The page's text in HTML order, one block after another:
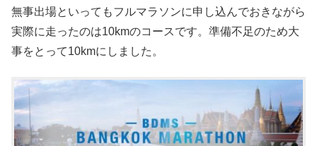
無事出場といってもフルマラソンに申し込んでおきながら
実際に走ったのは10kmのコースです。準備不足のため大
事をとって10kmにしました。